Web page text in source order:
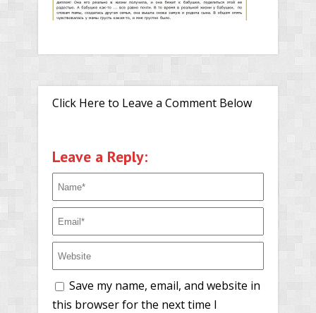
Click Here to Leave a Comment Below
Leave a Reply:
Save my name, email, and website in
this browser for the next time I